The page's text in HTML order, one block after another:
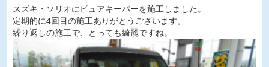
スズキ・ソリオにピュアキーパーを施工しました。
定期的に4回目の施工ありがとうございます。
繰り返しの施工で、とっても綺麗ですね。